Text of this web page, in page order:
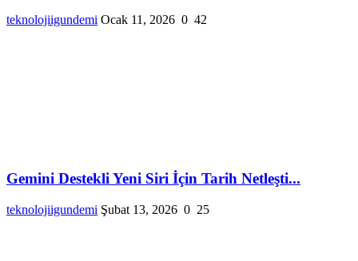
teknolojiigundemi Ocak 11, 2026 0 42
Gemini Destekli Yeni Siri İçin Tarih Netleşti...
teknolojiigundemi Şubat 13, 2026 0 25